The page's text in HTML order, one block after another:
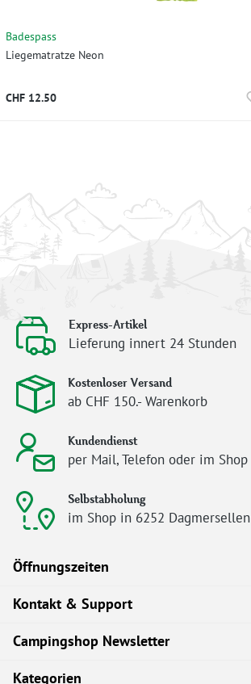
Badespass
Liegematratze Neon
CHF 12.50
Express-Artikel
Lieferung innert 24 Stunden
Kostenloser Versand
ab CHF 150.- Warenkorb
Kundendienst
per Mail, Telefon oder im Shop
Selbstabholung
im Shop in 6252 Dagmersellen
Öffnungszeiten
Kontakt & Support
Campingshop Newsletter
Kategorien